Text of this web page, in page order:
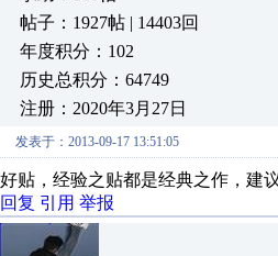
帖子：1927帖 | 14403回
年度积分：102
历史总积分：64749
注册：2020年3月27日
发表于：2013-09-17 13:51:05
好贴，经验之贴都是经典之作，建
回复 引用 举报